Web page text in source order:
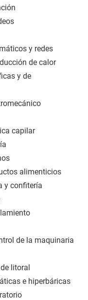
y redes
de calor
y de
capilar
alimenticios
y confitería
de la maquinaria
litoral
e hiperbáricas